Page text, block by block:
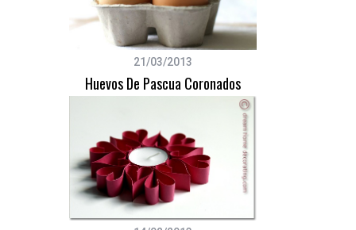
21/03/2013
Huevos De Pascua Coronados